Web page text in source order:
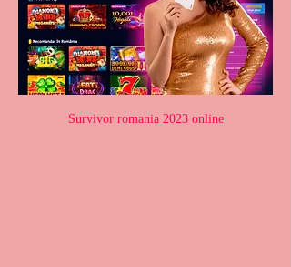
Survivor romania 2023 online